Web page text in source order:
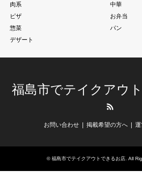
肉系
中華
ピザ
お弁当
惣菜
パン
デザート
福島市でテイクアウ
お問い合わせ 掲載希望の方へ 運
©福島市でテイクアウトできるお店. All